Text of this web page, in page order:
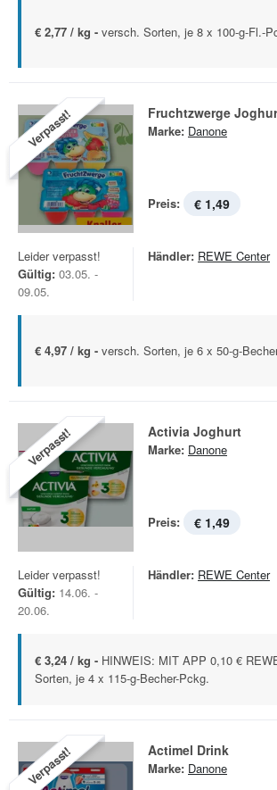
€ 2,77 / kg - versch. Sorten, je 8 x 100-g-Fl.-
Verpasst! Fruchtzwerge
Marke: Danone
Preis: € 1,49
Leider verpasst!
Gültig: 03.05. -
09.05.
Händler: REWE Center
€ 4,97 / kg - versch. Sorten, je 6 x 50-g-
Verpasst! Activia Joghurt
Marke: Danone
Preis: € 1,49
Leider verpasst!
Gültig: 14.06. -
20.06.
Händler: REWE Center
€ 3,24 / kg - HINWEIS: MIT APP 0,10 €
Sorten, je 4 x 115-g-Becher-Pckg.
Verpasst! Actimel Drink
Marke: Danone